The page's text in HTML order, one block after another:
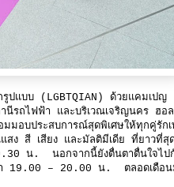
ปแบบ (LGBTQIAN) ด้วยแคมเปญ
นีรถไฟฟ้า และบริเวณเจริญนคร ฮ
อบประสบการณ์สุดพิเศษให้ทุกคู่รักเ
สี เสียง และมัลติมีเดีย ที่ยาวที่สุด
น. นอกจากนี้ยังตื่นตาตื่นใจไป
า 19.00 – 20.00 น. ตลอดเดือ